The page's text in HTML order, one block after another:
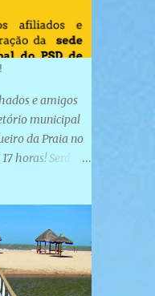
e amigos
municipal
da Praia no
horas! Será
98 Barrinha -